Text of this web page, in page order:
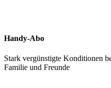
Handy-Abo
Stark vergünstigte Konditionen
Familie und Freunde